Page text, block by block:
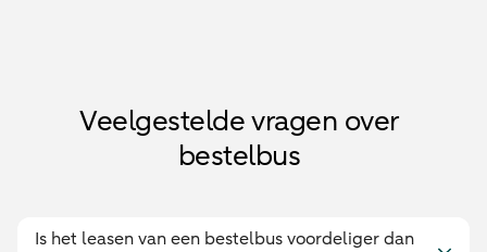
Veelgestelde vragen over
bestelbus
Is het leasen van een bestelbus voordeliger dan